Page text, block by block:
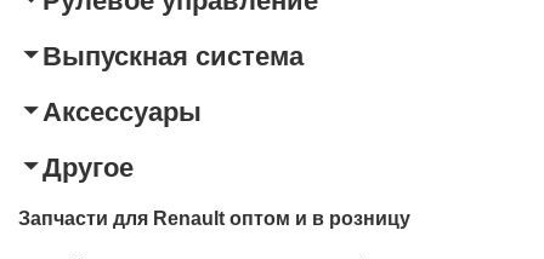
Выпускная система
Аксессуары
Другое
Запчасти для Renault оптом и в розницу